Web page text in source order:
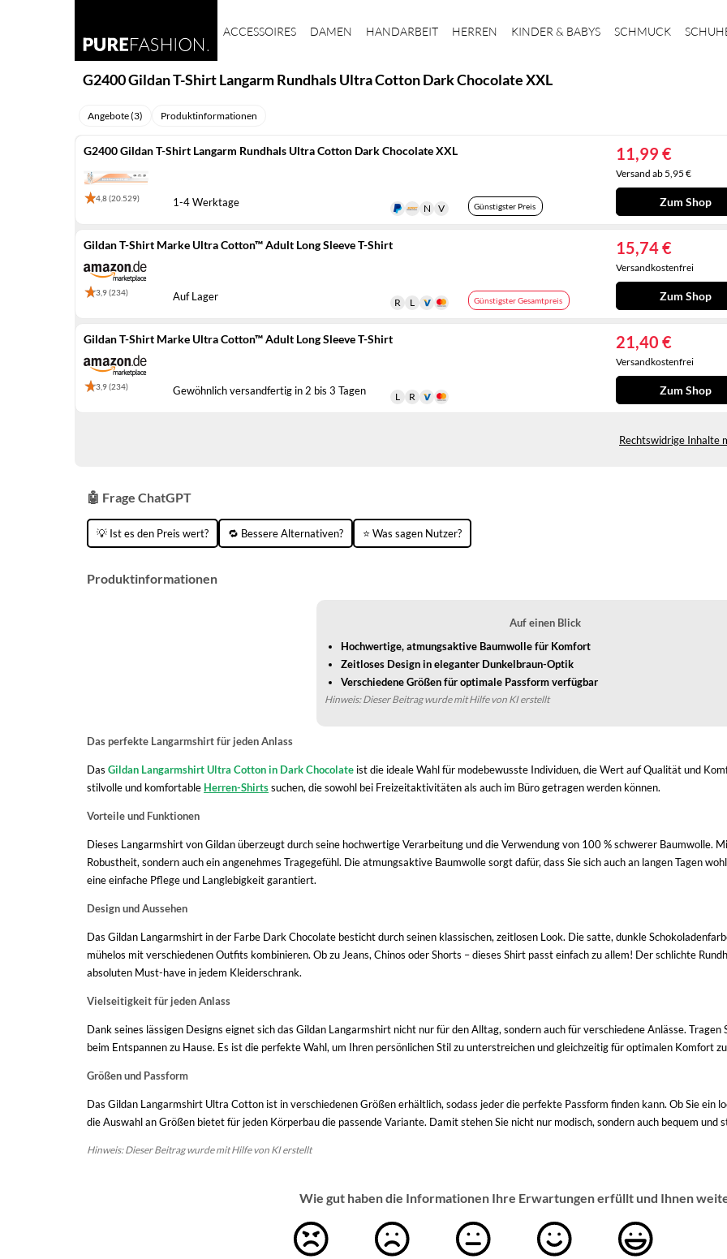
ACCESSOIRES DAMEN HANDARBEIT HERREN KINDER & BABYS SCHMUCK
G2400 Gildan T-Shirt Langarm Rundhals Ultra Cotton Dark Chocolate XXL
Angebote (3) Produktinformationen
G2400 Gildan T-Shirt Langarm Rundhals Ultra Cotton Dark Chocolate XXL
4,8 (20.529)
Günstigster Preis
1-4 Werktage
11,99 €
Versand ab 5,95 €
Zum Shop
Gildan T-Shirt Marke Ultra Cotton™ Adult Long Sleeve T-Shirt
3,9 (234)
Günstigster Gesamtpreis
Auf Lager
15,74 €
Versandkostenfrei
Zum Shop
Gildan T-Shirt Marke Ultra Cotton™ Adult Long Sleeve T-Shirt
3,9 (234) Gewöhnlich versandfertig in 2 bis 3 Tagen
21,40 €
Versandkostenfrei
Zum Shop
Rechtswidrige Inhalte
🤖 Frage ChatGPT
💡 Ist es den Preis wert? 🔁 Bessere Alternativen? ⭐ Was sagen Nutzer?
Produktinformationen
Auf einen Blick
Hochwertige, atmungsaktive Baumwolle für Komfort
Zeitloses Design in eleganter Dunkelbraun-Optik
Verschiedene Größen für optimale Passform verfügbar
Hinweis: Dieser Beitrag wurde mit Hilfe von KI erstellt
Das perfekte Langarmshirt für jeden Anlass
Das Gildan Langarmshirt Ultra Cotton in Dark Chocolate ist die ideale Wahl für modebewusste Individuen, die Wert auf Qualität und
stilvolle und komfortable Herren-Shirtssuchen, die sowohl bei Freizeitaktivitäten als auch im Büro getragen werden können.
Vorteile und Funktionen
Dieses Langarmshirt von Gildan überzeugt durch seine hochwertige Verarbeitung und die Verwendung von 100 % schwerer Baumwolle.
Robustheit, sondern auch ein angenehmes Tragegefühl. Die atmungsaktive Baumwolle sorgt dafür, dass Sie sich auch an langen Tagen
eine einfache Pflege und Langlebigkeit garantiert.
Design und Aussehen
Das Gildan Langarmshirt in der Farbe Dark Chocolate besticht durch seinen klassischen, zeitlosen Look. Die satte, dunkle
mühelos mit verschiedenen Outfits kombinieren. Ob zu Jeans, Chinos oder Shorts – dieses Shirt passt einfach zu allem! Der schlichte
absoluten Must-have in jedem Kleiderschrank.
Vielseitigkeit für jeden Anlass
Dank seines lässigen Designs eignet sich das Gildan Langarmshirt nicht nur für den Alltag, sondern auch für verschiedene Anlässe.
beim Entspannen zu Hause. Es ist die perfekte Wahl, um Ihren persönlichen Stil zu unterstreichen und gleichzeitig für optimalen Komfort
Größen und Passform
Das Gildan Langarmshirt Ultra Cotton ist in verschiedenen Größen erhältlich, sodass jeder die perfekte Passform finden kann. Ob Sie ein
die Auswahl an Größen bietet für jeden Körperbau die passende Variante. Damit stehen Sie nicht nur modisch, sondern auch bequem und
Hinweis: Dieser Beitrag wurde mit Hilfe von KI erstellt
Wie gut haben die Informationen Ihre Erwartungen erfüllt und Ihnen